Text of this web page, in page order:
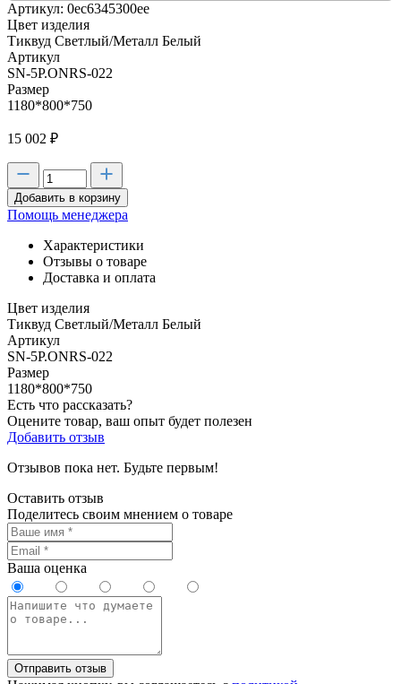
Артикул: 0ec6345300ee
Цвет изделия
Тиквуд Светлый/Металл Белый
Артикул
SN-5P.ONRS-022
Размер
1180*800*750
15 002 ₽
Добавить в корзину
Помощь менеджера
Характеристики
Отзывы о товаре
Доставка и оплата
Цвет изделия
Тиквуд Светлый/Металл Белый
Артикул
SN-5P.ONRS-022
Размер
1180*800*750
Есть что рассказать?
Оцените товар, ваш опыт будет полезен
Добавить отзыв
Отзывов пока нет. Будьте первым!
Оставить отзыв
Поделитесь своим мнением о товаре
Ваша оценка
Отправить отзыв